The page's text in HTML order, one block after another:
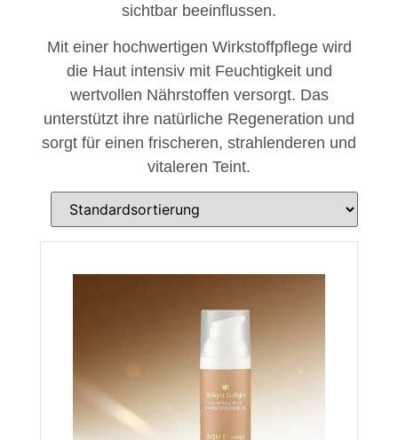
sichtbar beeinflussen.
Mit einer hochwertigen Wirkstoffpflege wird
die Haut intensiv mit Feuchtigkeit und
wertvollen Nährstoffen versorgt. Das
unterstützt ihre natürliche Regeneration und
sorgt für einen frischeren, strahlenderen und
vitaleren Teint.